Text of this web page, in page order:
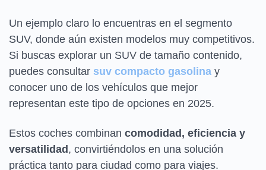
Un ejemplo claro lo encuentras en el segmento
SUV, donde aún existen modelos muy competitivos.
Si buscas explorar un SUV de tamaño contenido,
puedes consultar suv compacto gasolina y
conocer uno de los vehículos que mejor
representan este tipo de opciones en 2025.
Estos coches combinan comodidad, eficiencia y
versatilidad , convirtiéndolos en una solución
práctica tanto para ciudad como para viajes.